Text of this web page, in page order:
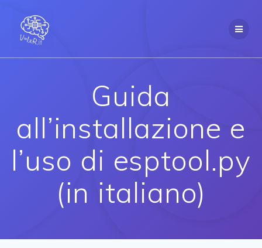
Guida
all’installazione e
l’uso di esptool.py
(in italiano)